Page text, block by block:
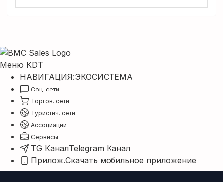
Меню KDT
НАВИГАЦИЯ:ЭКОСИСТЕМА
Соц. сети
Торгов. сети
Туристич. сети
Ассоциации
Сервисы
TG КаналTelegram Канал
Прилож.Скачать мобильное приложение